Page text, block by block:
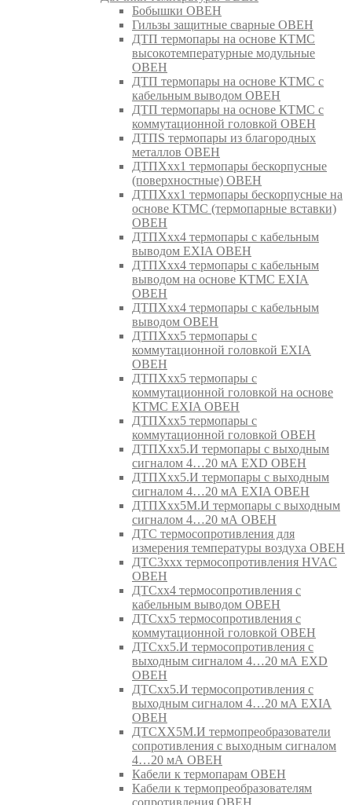
Бобышки ОВЕН
Гильзы защитные сварные ОВЕН
ДТП термопары на основе КТМС
высокотемпературные модульные
ОВЕН
ДТП термопары на основе КТМС с
кабельным выводом ОВЕН
ДТП термопары на основе КТМС с
коммутационной головкой ОВЕН
ДТПS термопары из благородных
металлов ОВЕН
ДТПХхх1 термопары бескорпусные
(поверхностные) ОВЕН
ДТПХхх1 термопары бескорпусные на
основе КТМС (термопарные вставки)
ОВЕН
ДТПХхх4 термопары с кабельным
выводом EXIA ОВЕН
ДТПХхх4 термопары с кабельным
выводом на основе КТМС EXIA
ОВЕН
ДТПХхх4 термопары с кабельным
выводом ОВЕН
ДТПХхх5 термопары с
коммутационной головкой EXIA
ОВЕН
ДТПХхх5 термопары с
коммутационной головкой на основе
КТМС EXIA ОВЕН
ДТПХхх5 термопары с
коммутационной головкой ОВЕН
ДТПХхх5.И термопары с выходным
сигналом 4…20 мА EXD ОВЕН
ДТПХхх5.И термопары с выходным
сигналом 4…20 мА EXIA ОВЕН
ДТПХхх5М.И термопары с выходным
сигналом 4…20 мА ОВЕН
ДТС термосопротивления для
измерения температуры воздуха ОВЕН
ДТС3ххх термосопротивления HVAC
ОВЕН
ДТСхх4 термосопротивления с
кабельным выводом ОВЕН
ДТСхх5 термосопротивления с
коммутационной головкой ОВЕН
ДТСхх5.И термосопротивления с
выходным сигналом 4…20 мА EXD
ОВЕН
ДТСхх5.И термосопротивления с
выходным сигналом 4…20 мА EXIA
ОВЕН
ДТСХХ5М.И термопреобразователи
сопротивления с выходным сигналом
4…20 мА ОВЕН
Кабели к термопарам ОВЕН
Кабели к термопреобразователям
сопротивления ОВЕН